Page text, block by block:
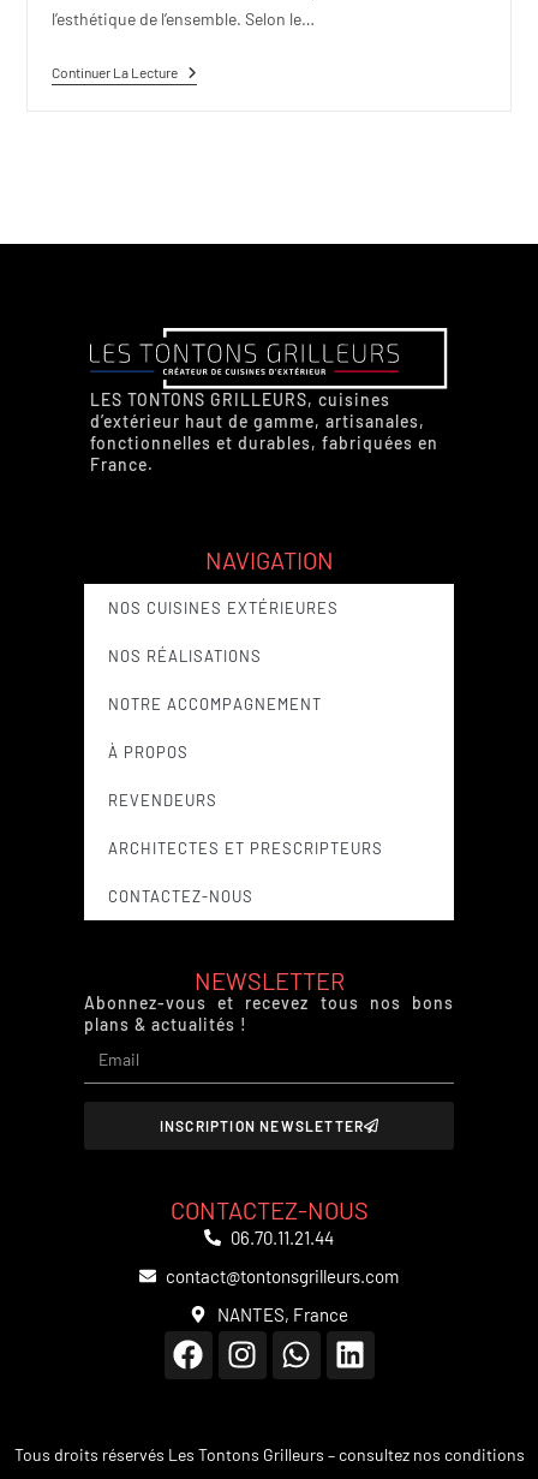
l’esthétique de l’ensemble. Selon le…
Continuer La Lecture
LES TONTONS GRILLEURS, cuisines
d’extérieur haut de gamme, artisanales,
fonctionnelles et durables, fabriquées en
France.
NAVIGATION
NOS CUISINES EXTÉRIEURES
NOS RÉALISATIONS
NOTRE ACCOMPAGNEMENT
À PROPOS
REVENDEURS
ARCHITECTES ET PRESCRIPTEURS
CONTACTEZ-NOUS
NEWSLETTER
Abonnez-vous et recevez tous nos bons
plans & actualités !
INSCRIPTION NEWSLETTER
CONTACTEZ-NOUS
06.70.11.21.44
contact@tontonsgrilleurs.com
NANTES, France
Tous droits réservés Les Tontons Grilleurs – consultez nos conditions